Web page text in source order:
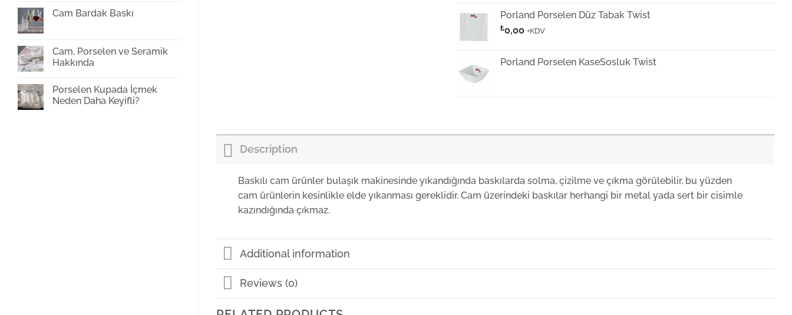
Bardak
Baskı
Cam Bardak Baskı
Bardak
Baskı
Cam, Porselen ve Seramik
Hakkında
Cam,
Porselen
ve
Porselen Kupada İçmek
Neden Daha Keyifli?
Porland Porselen Düz Tabak Twist
₺0,00 +KDV
Porland Porselen KaseSosluk Twist
Id Fine Twist Çukur Tabak 22 cm
Description
Baskılı cam ürünler bulaşık makinesinde yıkandığında baskılarda solma, çizilme ve çıkma görülebilir, bu yüzden
cam ürünlerin kesinlikle elde yıkanması gereklidir. Cam üzerindeki baskılar herhangi bir metal yada sert bir cisimle
kazındığında çıkmaz.
Additional information
Reviews (0)